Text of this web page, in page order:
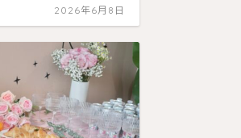
2026年6月8日